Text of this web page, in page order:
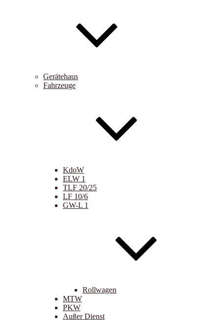
Gerätehaus
Fahrzeuge
KdoW
ELW 1
TLF 20/25
LF 10/6
GW-L 1
Rollwagen
MTW
PKW
Außer Dienst